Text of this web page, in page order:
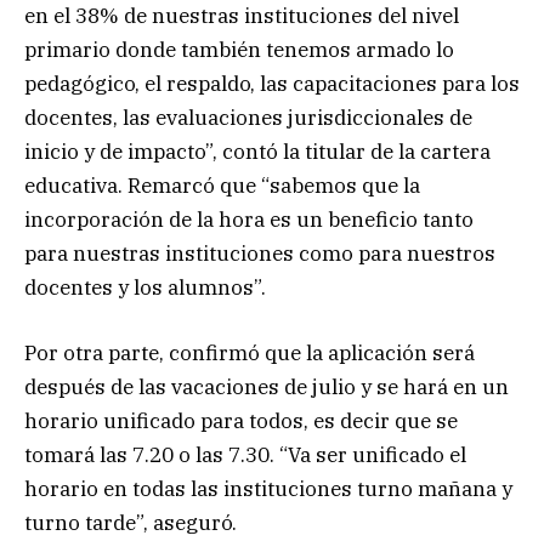
en el 38% de nuestras instituciones del nivel
primario donde también tenemos armado lo
pedagógico, el respaldo, las capacitaciones para los
docentes, las evaluaciones jurisdiccionales de
inicio y de impacto”, contó la titular de la cartera
educativa. Remarcó que “sabemos que la
incorporación de la hora es un beneficio tanto
para nuestras instituciones como para nuestros
docentes y los alumnos”.
Por otra parte, confirmó que la aplicación será
después de las vacaciones de julio y se hará en un
horario unificado para todos, es decir que se
tomará las 7.20 o las 7.30. “Va ser unificado el
horario en todas las instituciones turno mañana y
turno tarde”, aseguró.